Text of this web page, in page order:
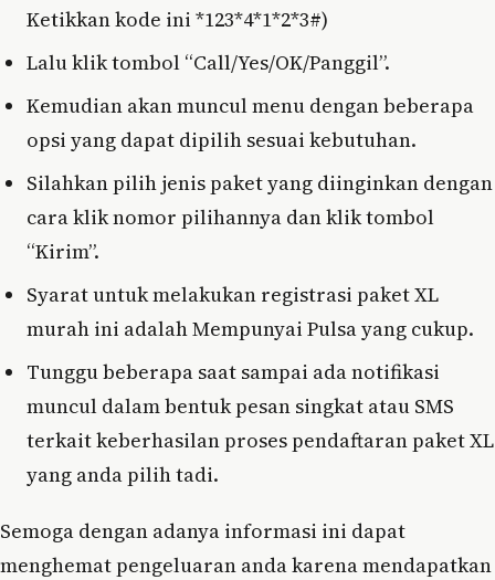
Ketikkan kode ini *123*4*1*2*3#)
Lalu klik tombol “Call/Yes/OK/Panggil”.
Kemudian akan muncul menu dengan beberapa
opsi yang dapat dipilih sesuai kebutuhan.
Silahkan pilih jenis paket yang diinginkan dengan
cara klik nomor pilihannya dan klik tombol
“Kirim”.
Syarat untuk melakukan registrasi paket XL
murah ini adalah Mempunyai Pulsa yang cukup.
Tunggu beberapa saat sampai ada notifikasi
muncul dalam bentuk pesan singkat atau SMS
terkait keberhasilan proses pendaftaran paket XL
yang anda pilih tadi.
Semoga dengan adanya informasi ini dapat
menghemat pengeluaran anda karena mendapatkan